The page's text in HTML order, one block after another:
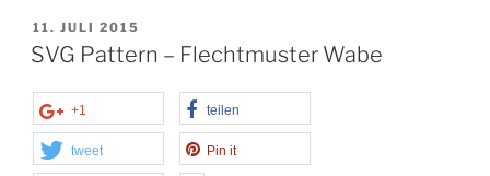
VERÖFFENTLICHT
AM
11. JULI 2015
SVG Pattern – Flechtmuster Wabe
+1 teilen
tweet Pin it